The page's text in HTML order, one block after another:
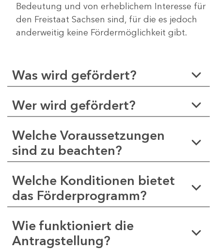
Bedeutung und von erheblichem Interesse für
den Freistaat Sachsen sind, für die es jedoch
anderweitig keine Fördermöglichkeit gibt.
Was wird gefördert?
Wer wird gefördert?
Welche Voraussetzungen
sind zu beachten?
Welche Konditionen bietet
das Förderprogramm?
Wie funktioniert die
Antragstellung?